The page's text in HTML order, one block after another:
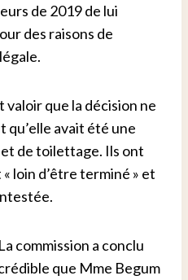
de 2019 de lui
des raisons de
valoir que la décision ne
avait été une
de toilettage. Ils ont
loin d’être terminé » et
commission a conclu
que Mme Begum